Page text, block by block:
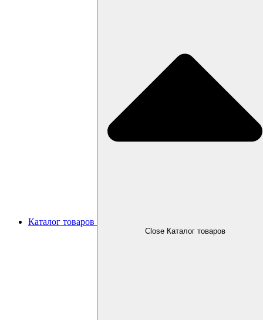
Каталог товаров
Close Каталог товаров